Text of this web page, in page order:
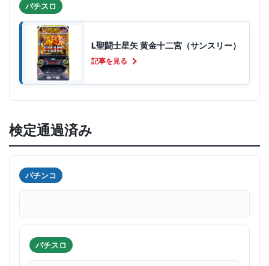
パチスロ
L聖闘士星矢 黄金十二宮（サンスリー）
記事を見る
検定通過済み
パチンコ
パチスロ